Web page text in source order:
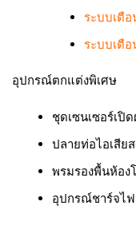
ระบบเตื
ระบบเตื
อุปกรณ์ตกแต่งพิเศษ
ชุดเซนเซอร์เปิ
ปลายท่อไอเสีย
พรมรองพื้นห้อง
อุปกรณ์ชาร์จไฟ